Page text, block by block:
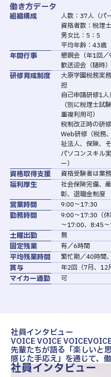
働き方データ
組織構成
人数：37人（パ
資格者数：税理
男女比：5：5
平均年齢：43歳
年間行事
懇親会（年1回／
歓送迎会（随時）
研修育成制度
大原学園税務実
担
自己申請研修1
（別に税理士試
重複利用可）
税制改正時の研
Web研修（税務
祉法人、保険、そ
パソコンスキル
ー）
資格取得支援 資格受験者は業
福利厚生
社会保険完備、
彰、退職金制度
営業時間 9:00～17:30
勤務時間
9:00～17:30（
～17:00、8:45～
土曜出勤 無
固定残業 有／6時間
平均残業時間 繁忙期／40時間
賞与 年2回（7月、12
マイカー通勤 可
社員インタビュー
VOICE VOICE VOICE
先輩たちが語る「楽しいと
感じた手応え」を通じて、
社員インタビュー